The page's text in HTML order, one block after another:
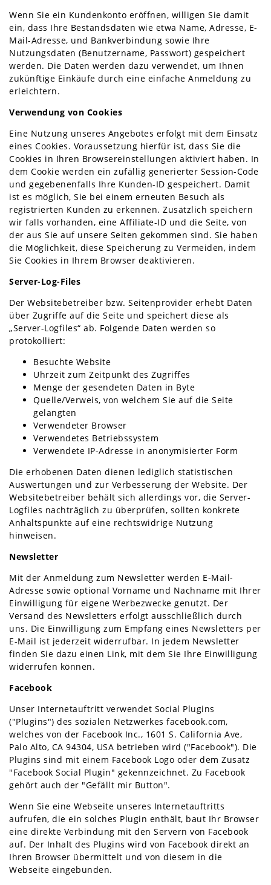
Wenn Sie ein Kundenkonto eröffnen, willigen Sie damit
ein, dass Ihre Bestandsdaten wie etwa Name, Adresse, E-
Mail-Adresse, und Bankverbindung sowie Ihre
Nutzungsdaten (Benutzername, Passwort) gespeichert
werden. Die Daten werden dazu verwendet, um Ihnen
zukünftige Einkäufe durch eine einfache Anmeldung zu
erleichtern.
Verwendung von Cookies
Eine Nutzung unseres Angebotes erfolgt mit dem Einsatz
eines Cookies. Voraussetzung hierfür ist, dass Sie die
Cookies in Ihren Browsereinstellungen aktiviert haben. In
dem Cookie werden ein zufällig generierter Session-Code
und gegebenenfalls Ihre Kunden-ID gespeichert. Damit
ist es möglich, Sie bei einem erneuten Besuch als
registrierten Kunden zu erkennen. Zusätzlich speichern
wir falls vorhanden, eine Affiliate-ID und die Seite, von
der aus Sie auf unsere Seiten gekommen sind. Sie haben
die Möglichkeit, diese Speicherung zu Vermeiden, indem
Sie Cookies in Ihrem Browser deaktivieren.
Server-Log-Files
Der Websitebetreiber bzw. Seitenprovider erhebt Daten
über Zugriffe auf die Seite und speichert diese als
„Server-Logfiles“ ab. Folgende Daten werden so
protokolliert:
Besuchte Website
Uhrzeit zum Zeitpunkt des Zugriffes
Menge der gesendeten Daten in Byte
Quelle/Verweis, von welchem Sie auf die Seite
gelangten
Verwendeter Browser
Verwendetes Betriebssystem
Verwendete IP-Adresse in anonymisierter Form
Die erhobenen Daten dienen lediglich statistischen
Auswertungen und zur Verbesserung der Website. Der
Websitebetreiber behält sich allerdings vor, die Server-
Logfiles nachträglich zu überprüfen, sollten konkrete
Anhaltspunkte auf eine rechtswidrige Nutzung
hinweisen.
Newsletter
Mit der Anmeldung zum Newsletter werden E-Mail-
Adresse sowie optional Vorname und Nachname mit Ihrer
Einwilligung für eigene Werbezwecke genutzt. Der
Versand des Newsletters erfolgt ausschließlich durch
uns. Die Einwilligung zum Empfang eines Newsletters per
E-Mail ist jederzeit widerrufbar. In jedem Newsletter
finden Sie dazu einen Link, mit dem Sie Ihre Einwilligung
widerrufen können.
Facebook
Unser Internetauftritt verwendet Social Plugins
("Plugins") des sozialen Netzwerkes facebook.com,
welches von der Facebook Inc., 1601 S. California Ave,
Palo Alto, CA 94304, USA betrieben wird ("Facebook"). Die
Plugins sind mit einem Facebook Logo oder dem Zusatz
"Facebook Social Plugin" gekennzeichnet. Zu Facebook
gehört auch der "Gefällt mir Button".
Wenn Sie eine Webseite unseres Internetauftritts
aufrufen, die ein solches Plugin enthält, baut Ihr Browser
eine direkte Verbindung mit den Servern von Facebook
auf. Der Inhalt des Plugins wird von Facebook direkt an
Ihren Browser übermittelt und von diesem in die
Webseite eingebunden.